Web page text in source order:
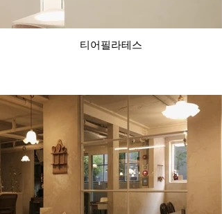
티어필라테스